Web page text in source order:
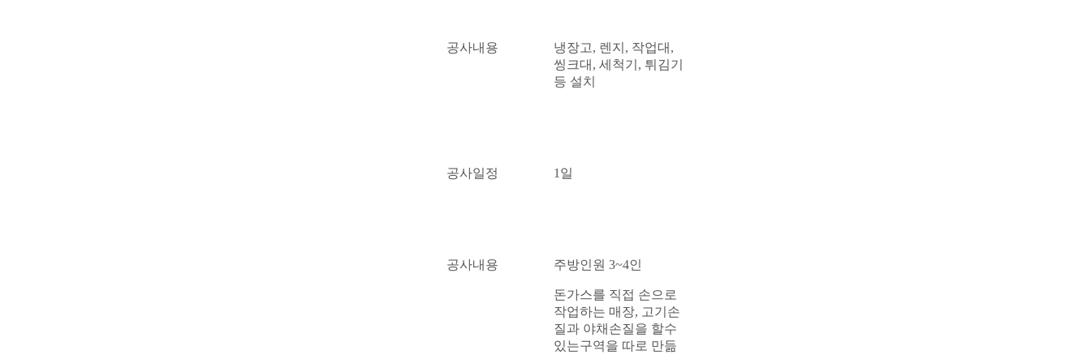
공사내용
냉장고, 렌지, 작업대,
씽크대, 세척기, 튀김기
등 설치
공사일정 1일
공사내용 주방인원 3~4인
돈가스를 직접 손으로
작업하는 매장, 고기손
질과 야채손질을 할수
있는구역을 따로 만듦